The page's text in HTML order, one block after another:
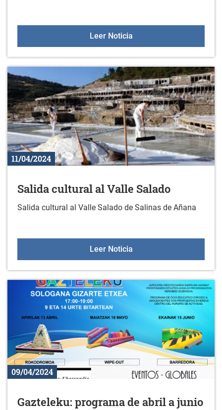
Leer NoticiaPartido Kutxabank
11/04/2024
Salida cultural al Valle Salado
Salida cultural al Valle Salado de Salinas de Añana
Leer NoticiaSalida cultural al Valle
09/04/2024
Gazteleku: programa de abril a junio